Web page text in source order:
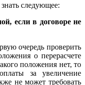
следующее:
если в договоре не
очередь проверить
о перерасчете
положения нет, то
за увеличение
не может требовать